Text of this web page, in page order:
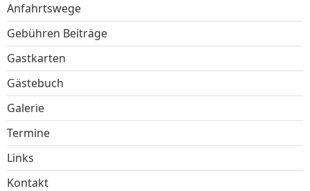
Anfahrtswege
Gebühren Beiträge
Gastkarten
Gästebuch
Galerie
Termine
Links
Kontakt